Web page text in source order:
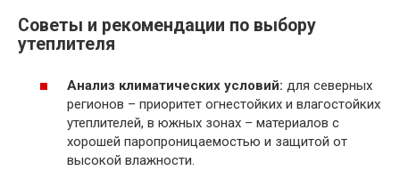
Советы и рекомендации по выбору
утеплителя
Анализ климатических условий: для северных
регионов – приоритет огнестойких и влагостойких
утеплителей, в южных зонах – материалов с
хорошей паропроницаемостью и защитой от
высокой влажности.